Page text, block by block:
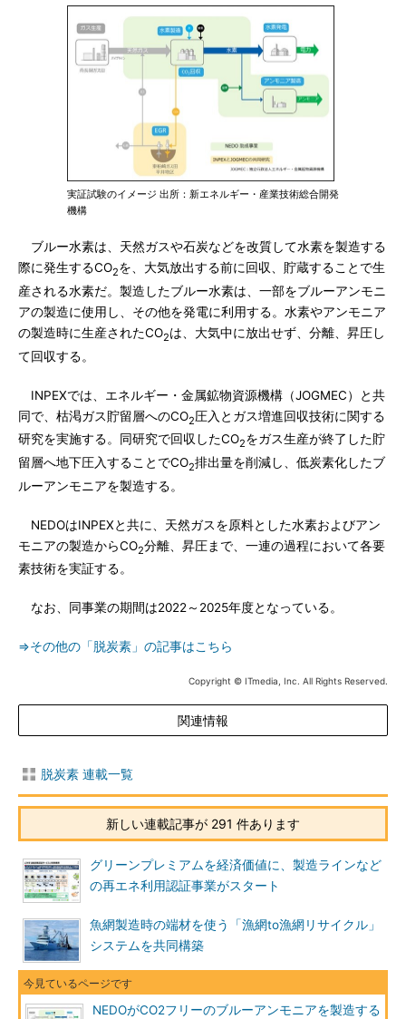
実証試験のイメージ 出所：新エネルギー・産業技術総合開発
機構
ブルー水素は、天然ガスや石炭などを改質して水素を製造する
際に発生するCO2を、大気放出する前に回収、貯蔵することで生
産される水素だ。製造したブルー水素は、一部をブルーアンモニ
アの製造に使用し、その他を発電に利用する。水素やアンモニア
の製造時に生産されたCO2は、大気中に放出せず、分離、昇圧し
て回収する。
INPEXでは、エネルギー・金属鉱物資源機構（JOGMEC）と共
同で、枯渇ガス貯留層へのCO2圧入とガス増進回収技術に関する
研究を実施する。同研究で回収したCO2をガス生産が終了した貯
留層へ地下圧入することでCO2排出量を削減し、低炭素化したブ
ルーアンモニアを製造する。
NEDOはINPEXと共に、天然ガスを原料とした水素およびアン
モニアの製造からCO2分離、昇圧まで、一連の過程において各要
素技術を実証する。
なお、同事業の期間は2022～2025年度となっている。
⇒その他の「脱炭素」の記事はこちら
Copyright © ITmedia, Inc. All Rights Reserved.
関連情報
脱炭素 連載一覧
新しい連載記事が 291 件あります
グリーンプレミアムを経済価値に、製造ラインなど
の再エネ利用認証事業がスタート
魚網製造時の端材を使う「漁網to漁網リサイクル」
システムを共同構築
NEDOがCO2フリーのブルーアンモニアを製造する